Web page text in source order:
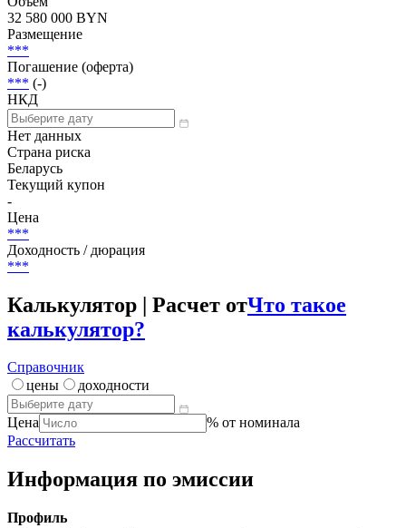
32 580 000 BYN
Размещение
***
Погашение (оферта)
*** (-)
НКД
Нет данных
Страна риска
Беларусь
Текущий купон
-
Цена
***
Доходность / дюрация
***
Калькулятор | Расчет отЧто такое
калькулятор?
Справочник
цены
доходности
Цена
% от номинала
Рассчитать
Информация по эмиссии
Профиль